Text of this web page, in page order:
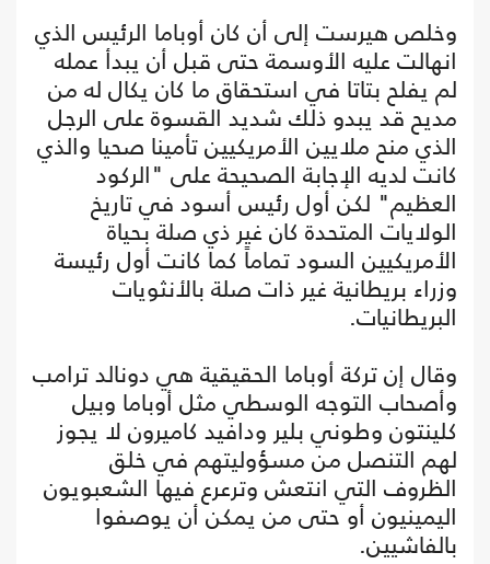
وخلص هيرست إلى أن كان أوباما الرئيس الذي
انهالت عليه الأوسمة حتى قبل أن يبدأ عمله
لم يفلح بتاتا في استحقاق ما كان يكال له من
مديح قد يبدو ذلك شديد القسوة على الرجل
الذي منح ملايين الأمريكيين تأمينا صحيا والذي
كانت لديه الإجابة الصحيحة على "الركود
العظيم" لكن أول رئيس أسود في تاريخ
الولايات المتحدة كان غير ذي صلة بحياة
الأمريكيين السود تماماً كما كانت أول رئيسة
وزراء بريطانية غير ذات صلة بالأنثويات
البريطانيات.
وقال إن تركة أوباما الحقيقية هي دونالد ترامب
وأصحاب التوجه الوسطي مثل أوباما وبيل
كلينتون وطوني بلير ودافيد كاميرون لا يجوز
لهم التنصل من مسؤوليتهم في خلق
الظروف التي انتعش وترعرع فيها الشعبويون
اليمينيون أو حتى من يمكن أن يوصفوا
بالفاشيين.